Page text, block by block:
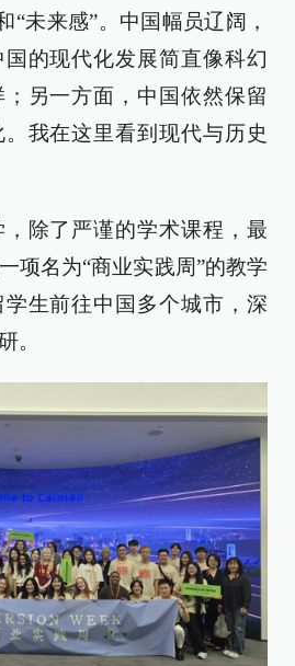
“未来感”。中国幅员辽阔，
的现代化发展简直像科幻
另一方面，中国依然保留
我在这里看到现代与历史
除了严谨的学术课程，最
项名为“商业实践周”的教学
生前往中国多个城市，深
。